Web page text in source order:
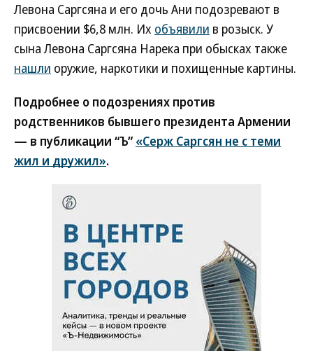
Левона Саргсяна и его дочь Ани подозревают в
присвоении $6,8 млн. Их объявили в розыск. У
сына Левона Саргсяна Нарека при обысках также
нашли оружие, наркотики и похищенные картины.
Подробнее о подозрениях против
родственников бывшего президента Армении
— в публикации “Ъ” «Серж Саргсян не с теми
жил и дружил».